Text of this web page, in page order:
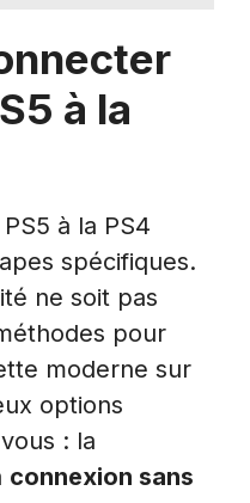
à la
à la PS4
spécifiques.
ne soit pas
pour
moderne sur
options
: la
connexion sans